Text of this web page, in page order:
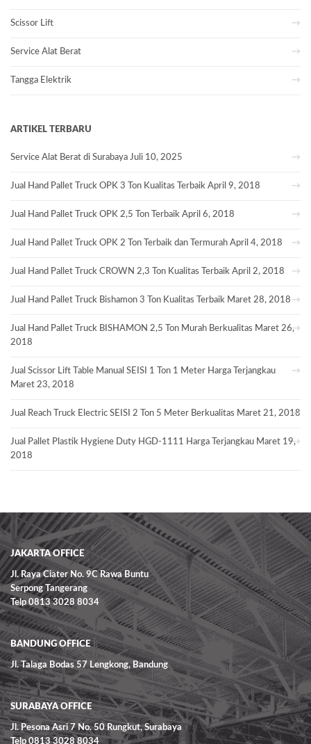
Scissor Lift
Service Alat Berat
Tangga Elektrik
ARTIKEL TERBARU
Service Alat Berat di Surabaya Juli 10, 2025
Jual Hand Pallet Truck OPK 3 Ton Kualitas Terbaik April 9, 2018
Jual Hand Pallet Truck OPK 2,5 Ton Terbaik April 6, 2018
Jual Hand Pallet Truck OPK 2 Ton Terbaik dan Termurah April 4, 2018
Jual Hand Pallet Truck CROWN 2,3 Ton Kualitas Terbaik April 2, 2018
Jual Hand Pallet Truck Bishamon 3 Ton Kualitas Terbaik Maret 28, 2018
Jual Hand Pallet Truck BISHAMON 2,5 Ton Murah Berkualitas Maret 26,
2018
Jual Scissor Lift Table Manual SEISI 1 Ton 1 Meter Harga Terjangkau
Maret 23, 2018
Jual Reach Truck Electric SEISI 2 Ton 5 Meter Berkualitas Maret 21, 2018
Jual Pallet Plastik Hygiene Duty HGD-1111 Harga Terjangkau Maret 19,
2018
JAKARTA OFFICE
Jl. Raya Ciater No. 9C Rawa Buntu
Serpong Tangerang
Telp 0813 3028 8034
BANDUNG OFFICE
Jl. Talaga Bodas 57 Lengkong, Bandung
SURABAYA OFFICE
Jl. Pesona Asri 7 No. 50 Rungkut, Surabaya
Telp 0813 3028 8034